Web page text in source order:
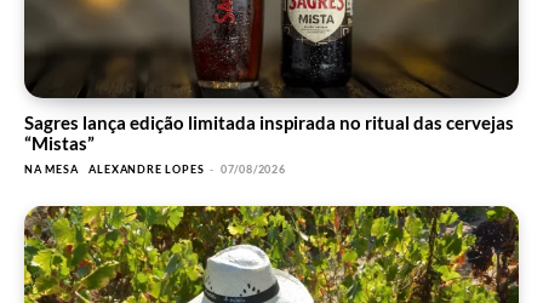
Sagres lança edição limitada inspirada no ritual das cervejas
“Mistas”
NA MESA ALEXANDRE LOPES - 07/08/2026